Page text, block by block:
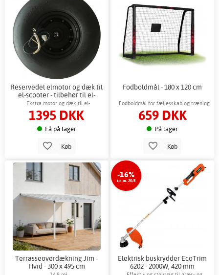
Reservedel elmotor og dæk til
el-scooter - tilbehør til el-
knallert
Ekstra motor og dæk til el-
scootermodellerne 49985, 56171
1395 DKK
Få på lager
Køb
Fodboldmål - 180 x 120 cm
Fodboldmål for fællesskab og træning
659 DKK
På lager
Køb
Terrasseoverdækning Jim -
Hvid - 300 x 495 cm
-16%
t.o.m. 20/8
Elektrisk buskrydder EcoTrim
6202 - 2000W, 420 mm